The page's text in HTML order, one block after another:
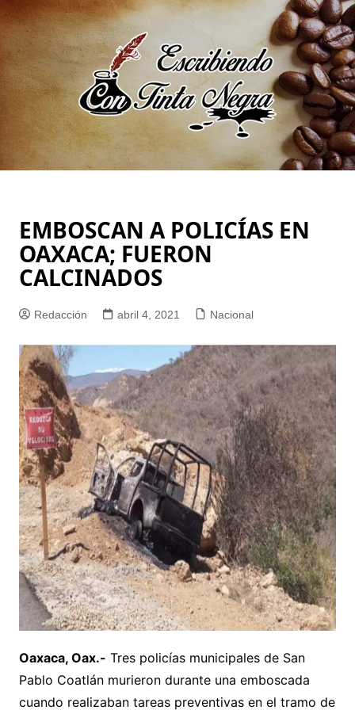
Saltar
al
contenido
EMBOSCAN A POLICÍAS EN
OAXACA; FUERON
CALCINADOS
Redacción abril 4, 2021 Nacional
Oaxaca, Oax.- Tres policías municipales de San
Pablo Coatlán murieron durante una emboscada
cuando realizaban tareas preventivas en el tramo de